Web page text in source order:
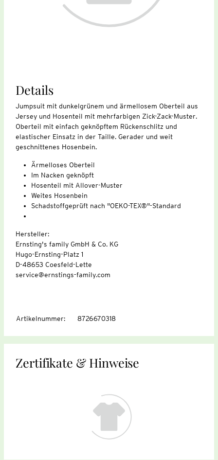
Details
Jumpsuit mit dunkelgrünem und ärmellosem Oberteil aus
Jersey und Hosenteil mit mehrfarbigen Zick-Zack-Muster.
Oberteil mit einfach geknöpftem Rückenschlitz und
elastischer Einsatz in der Taille. Gerader und weit
geschnittenes Hosenbein.
Ärmelloses Oberteil
Im Nacken geknöpft
Hosenteil mit Allover-Muster
Weites Hosenbein
Schadstoffgeprüft nach "OEKO-TEX®"-Standard
Hersteller:
Ernsting's family GmbH & Co. KG
Hugo-Ernsting-Platz 1
D-48653 Coesfeld-Lette
service@ernstings-family.com
Artikelnummer: 8726670318
Zertifikate & Hinweise